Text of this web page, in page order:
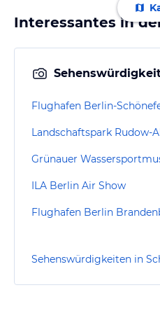
Interessantes in
Grünauer
ILA Berlin Air Show
Sehenswürdigkeiten in